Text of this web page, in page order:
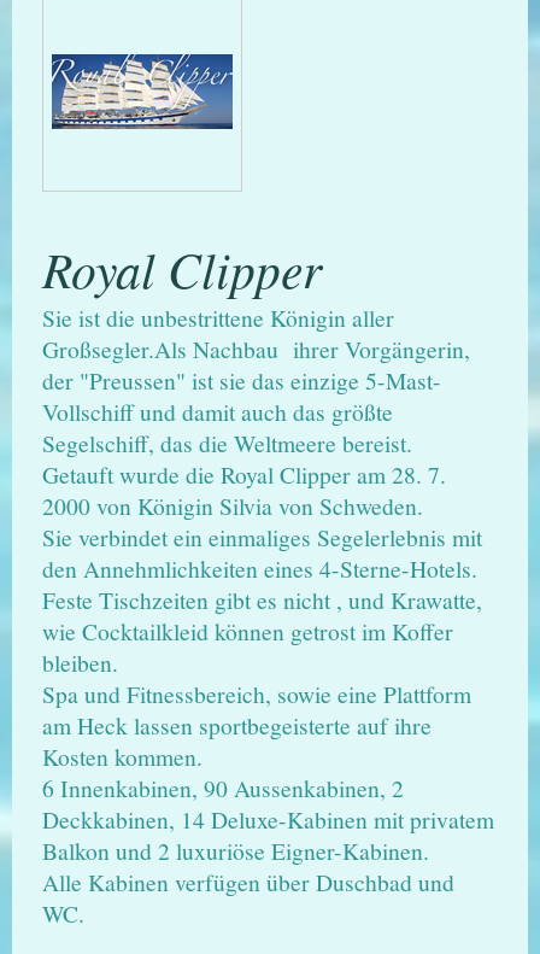
Royal Clipper
Sie ist die unbestrittene Königin aller
Großsegler.Als Nachbau ihrer Vorgängerin,
der "Preussen" ist sie das einzige 5-Mast-
Vollschiff und damit auch das größte
Segelschiff, das die Weltmeere bereist.
Getauft wurde die Royal Clipper am 28. 7.
2000 von Königin Silvia von Schweden.
Sie verbindet ein einmaliges Segelerlebnis mit
den Annehmlichkeiten eines 4-Sterne-Hotels.
Feste Tischzeiten gibt es nicht , und Krawatte,
wie Cocktailkleid können getrost im Koffer
bleiben.
Spa und Fitnessbereich, sowie eine Plattform
am Heck lassen sportbegeisterte auf ihre
Kosten kommen.
6 Innenkabinen, 90 Aussenkabinen, 2
Deckkabinen, 14 Deluxe-Kabinen mit privatem
Balkon und 2 luxuriöse Eigner-Kabinen.
Alle Kabinen verfügen über Duschbad und
WC.